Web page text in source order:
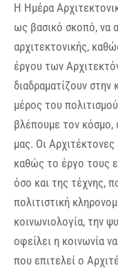
Η Ημέρα
ως βασικό σκοπό, να
αρχιτεκτονικής,
έργου των
διαδραματίζουν στην
μέρος του
βλέπουμε τον κόσμο,
μας. Οι
καθώς το έργο τους
όσο και της τέχνης,
πολιτιστική
κοινωνιολογία, την
οφείλει η κοινωνία
που επιτελεί ο